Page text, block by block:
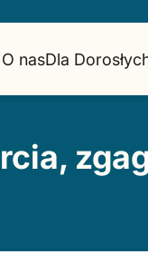
O nasDla